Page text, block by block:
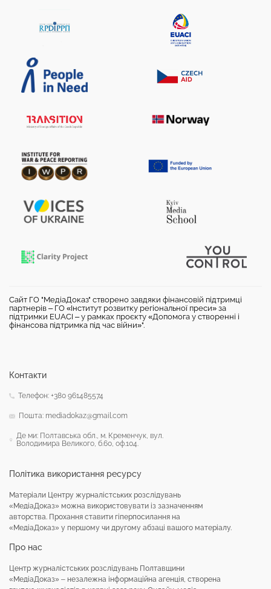
Сайт ГО "МедіаДоказ" створено завдяки фінансовій підтримці
партнерів – ГО «Інститут розвитку регіональної преси» за
підтримки EUACI – у рамках проєкту «Допомога у створенні і
фінансова підтримка під час війни»".
Про нас
Центр журналістських розслідувань Полтавщини
«МедіаДоказ» – незалежна інформаційна агенція, створена
Політика використання ресурсу
Матеріали Центру журналістських розслідувань
«МедіаДоказ» можна використовувати із зазначенням
авторства. Прохання ставити гіперпосилання на
«МедіаДоказ» у першому чи другому абзаці вашого матеріалу.
Контакти
Телефон: +380 961485574
Пошта: mediadokaz@gmail.com
Де ми: Полтавська обл., м. Кременчук, вул.
Володимира Великого, б.60, оф.104.